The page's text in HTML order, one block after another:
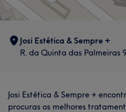
Josi Estética & Sempre +
R. da Quinta das Palmeiras
Josi Estética & Sempre +
procuras os melhores